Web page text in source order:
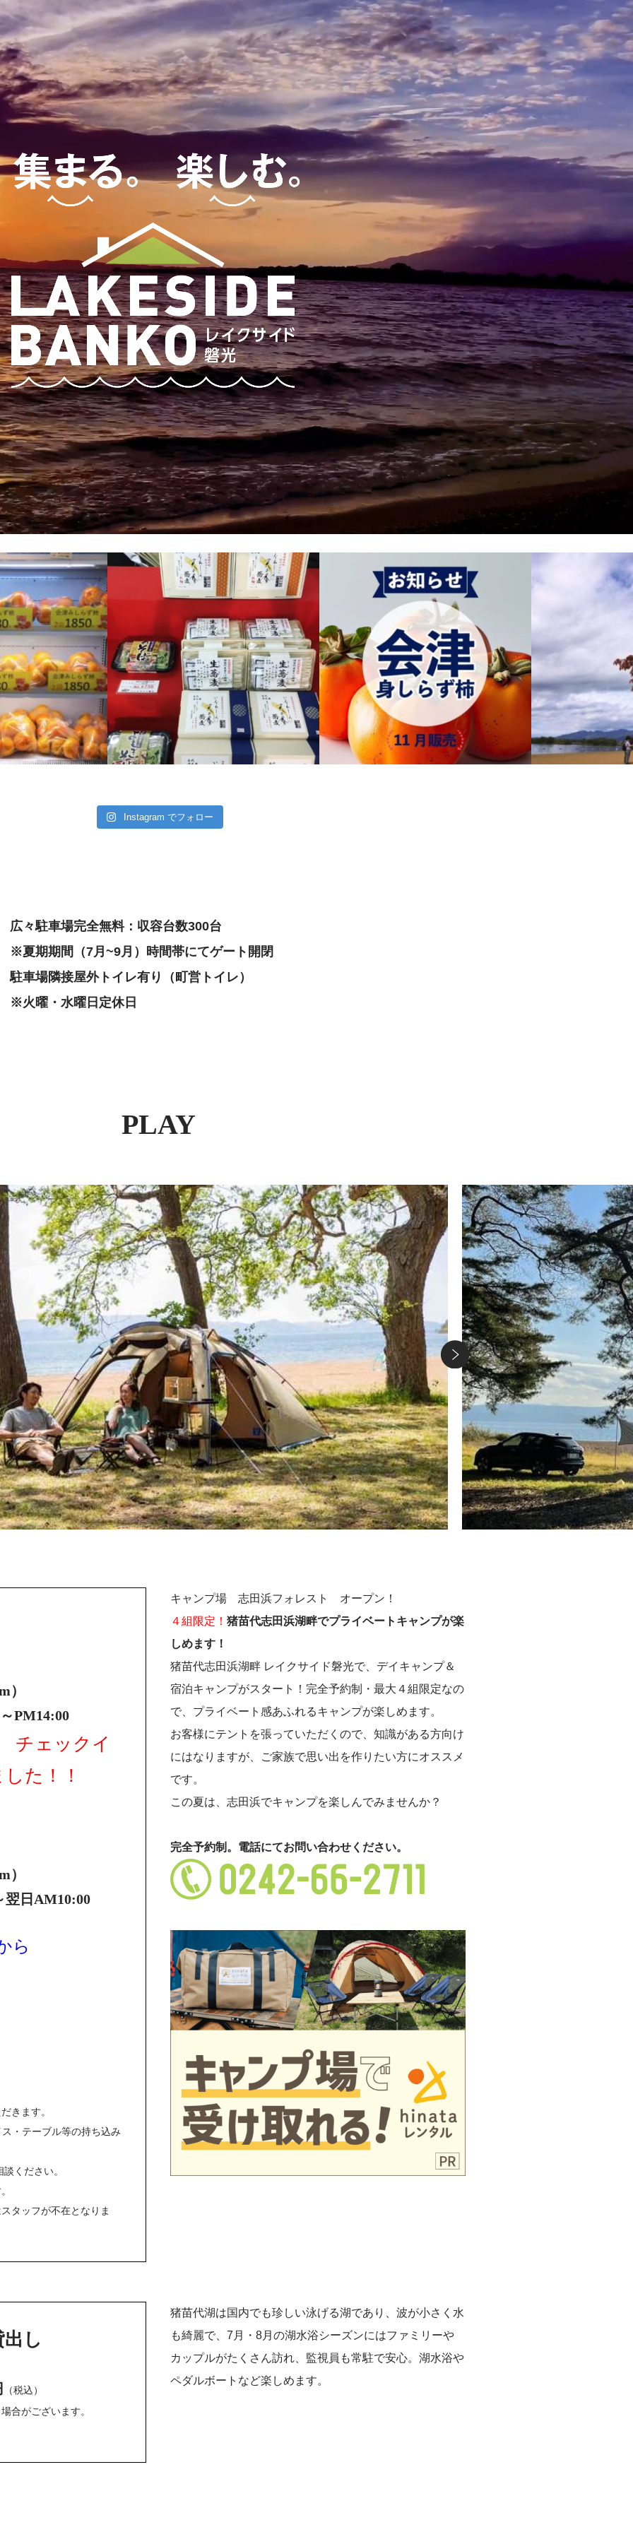
Instagram でフォロー
広々駐車場完全無料：収容台数300台
※夏期期間（7月~9月）時間帯にてゲート開閉
駐車場隣接屋外トイレ有り（町営トイレ）
※火曜・水曜日定休日
PLAY
）
PM14:00
チェックイ
た！！
）
翌日AM10:00
ら
きます。
・テーブル等の持ち込み
ください。
タッフが不在となりま
キャンプ場 志田浜フォレスト オープン！
４組限定！猪苗代志田浜湖畔でプライベートキャンプが楽
しめます！
猪苗代志田浜湖畔 レイクサイド磐光で、デイキャンプ＆
宿泊キャンプがスタート！完全予約制・最大４組限定なの
で、プライベート感あふれるキャンプが楽しめます。
お客様にテントを張っていただくので、知識がある方向け
にはなりますが、ご家族で思い出を作りたい方にオススメ
です。
この夏は、志田浜でキャンプを楽しんでみませんか？
完全予約制。電話にてお問い合わせください。
し
（税込）
合がございます。
猪苗代湖は国内でも珍しい泳げる湖であり、波が小さく水
も綺麗で、7月・8月の湖水浴シーズンにはファミリーや
カップルがたくさん訪れ、監視員も常駐で安心。湖水浴や
ペダルボートなど楽しめます。